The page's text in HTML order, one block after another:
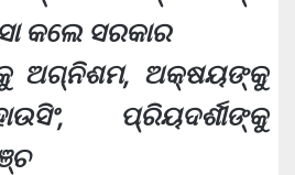
କଲେ ସରକାର
ଅଗ୍ନିଶମ, ଅକ୍ଷୟଙ୍କୁ
ପ୍ରିୟଦର୍ଶୀଙ୍କୁ